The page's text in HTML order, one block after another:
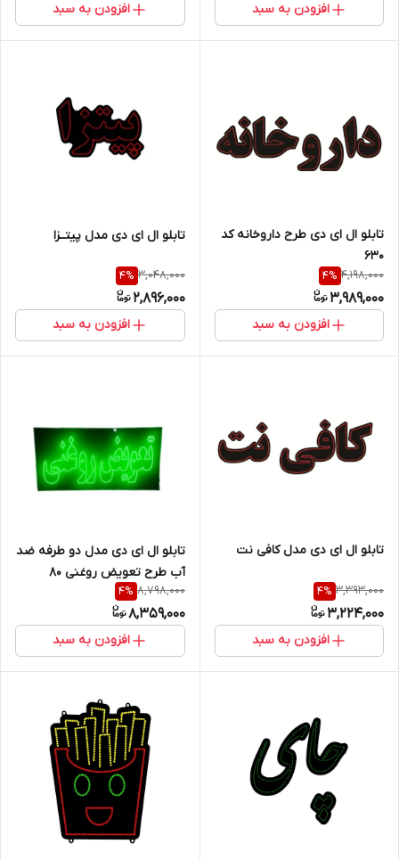
افزودن به سبد افزودن به سبد
تابلو ال ای دی طرح داروخانه کد
۶۳۰
4,198,000
4%
3,989,000
افزودن به سبد
تابلو ال ای دی مدل پیتــزا
3,048,000
4%
2,896,000
افزودن به سبد
تابلو ال ای دی مدل کافی نت
3,393,000
4%
3,224,000
افزودن به سبد
تابلو ال ای دی مدل دو طرفه ضد
آب طرح تعویض روغنی 80
8,798,000
4%
8,359,000
افزودن به سبد